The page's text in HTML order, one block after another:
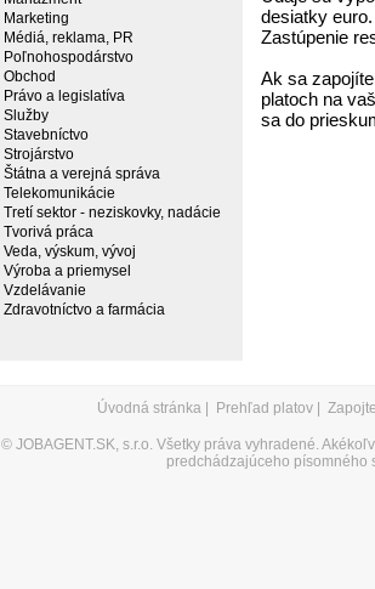
Marketing
Médiá, reklama, PR
Poľnohospodárstvo
Obchod
Právo a legislatíva
Služby
Stavebníctvo
Strojárstvo
Štátna a verejná správa
Telekomunikácie
Tretí sektor - neziskovky, nadácie
Tvorivá práca
Veda, výskum, vývoj
Výroba a priemysel
Vzdelávanie
Zdravotníctvo a farmácia
desiatky euro.
Zastúpenie
Ak sa
platoch na
sa do
Úvodná stránka Prehľad platov
© JOBAGENT.SK, s.r.o. Všetky práva vyhradené.
predchádzajúceho písomného